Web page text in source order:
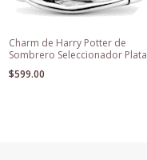
Charm de Harry Potter de
Sombrero Seleccionador Plata
925
$599.00